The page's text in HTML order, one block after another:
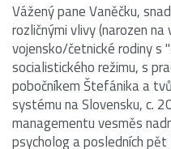
Vážený pane Vaněčku,
rozličnými vlivy (narozen
vojensko/četnické rodiny s
socialistického režimu, s
pobočníkem Štefánika a
systému na Slovensku, c.
managementu vesměs
psycholog a posledních